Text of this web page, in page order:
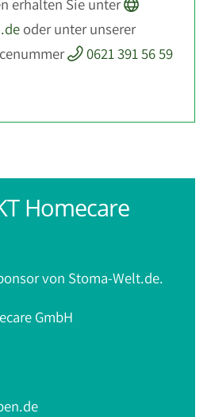
erhalten Sie unter
oder unter unserer
0621 391 56 59
Homecare
von Stoma-Welt.de.
GmbH